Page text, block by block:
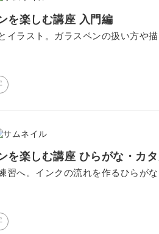
を楽しむ講座 入門編
イラスト。ガラスペンの扱い方や
を楽しむ講座 ひらがな・カ
習へ。インクの流れを作るひらが